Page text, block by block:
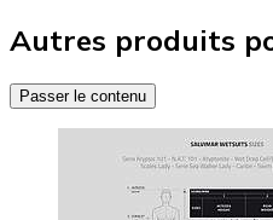
Autres produits
Passer le contenu